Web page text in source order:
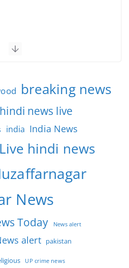
breaking news
hindi news live
india India News
Live hindi news
News
Today News alert
alert pakistan
UP crime news